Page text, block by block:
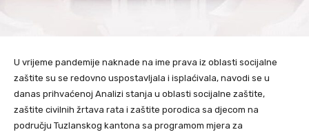
U vrijeme pandemije naknade na ime prava iz oblasti socijalne
zaštite su se redovno uspostavljala i isplaćivala, navodi se u
danas prihvaćenoj Analizi stanja u oblasti socijalne zaštite,
zaštite civilnih žrtava rata i zaštite porodica sa djecom na
području Tuzlanskog kantona sa programom mjera za